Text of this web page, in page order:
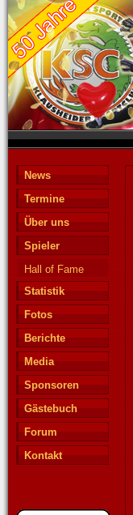
News
Termine
Über uns
Spieler
Hall of Fame
Statistik
Fotos
Berichte
Media
Sponsoren
Gästebuch
Forum
Kontakt